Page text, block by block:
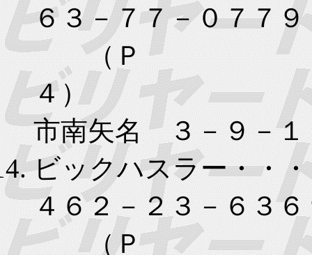
６３－７７－０７７９
（Ｐ
４
市南矢名 ３－９－１
ビックハスラー・・
４６２－２３－６３６
（Ｐ